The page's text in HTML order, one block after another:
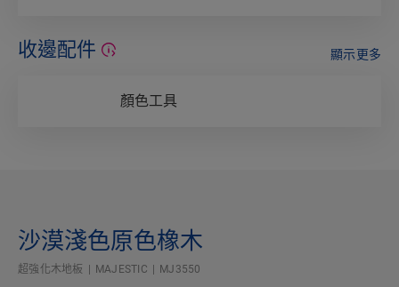
收邊配件
顏色工具
顯示更多
沙漠淺色原色橡木
超強化木地板 MAJESTIC MJ3550